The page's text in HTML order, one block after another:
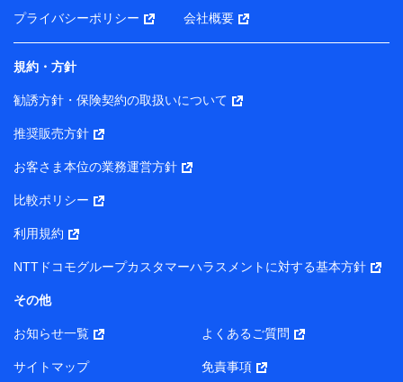
サービス・商品等に関するご提案や広告の配信等を行う
ことがあります。）
各種セミナーの開催のため
コンサルティングサービスの実施のため
アンケートやキャンペーン等の実施のため
上記に係る案内・手続き・管理等付帯業務を行うため
所・代表者名】
り）
株式会社NTTドコモ・フィナンシャルグループ 代表取締役
社長 廣井 孝史
東京都中央区日本橋人形町2-14-10 アーバンネット日本橋
株式会社ドコモ・インシュアランス 代表取締役社長 吉
村 忠義
プライバシーポリシー 会社概要
規約・方針
勧誘方針・保険契約の取扱いについて
推奨販売方針
お客さま本位の業務運営方針
比較ポリシー
利用規約
NTTドコモグループカスタマーハラスメントに対する基本方針
その他
お知らせ一覧 よくあるご質問
サイトマップ 免責事項